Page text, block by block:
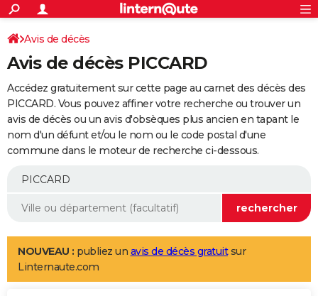
ACTUALITÉS
Politique
Société
Faits Divers
Education
Monde
Villes
+
SPORT
Coupe du monde 2026
Football
Tennis
Cyclisme
Rugby
Forum
Programme TV
TNT
Streaming
Cinéma
Sorties cinéma
Musique
+
FINANCE
Retraite
Epargne
Immobilier
Risques naturels par ville
Banque
Assurance
AUTO
Essais
Réserver un essai
Citadines
Berlines
SUV
Forum auto
+
Mobiles
Meilleur smartphone
Internet
Ordinateurs
Jeux vidéo
Guide high-tech
Aménagement intérieur
LIFESTYLE
Art de vivre
Bien-être
Loisirs
Mode
Modes de vie
Avis de décès
Avis de décès PICCARD
Accédez gratuitement sur cette page au carnet des décès des
PICCARD. Vous pouvez affiner votre recherche ou trouver un
avis de décès ou un avis d'obsèques plus ancien en tapant le
nom d'un défunt et/ou le nom ou le code postal d'une
commune dans le moteur de recherche ci-dessous.
NOUVEAU : publiez un avis de décès gratuitsur
Linternaute.com